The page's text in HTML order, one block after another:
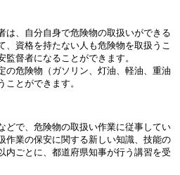
、自分自身で危険物の取扱いができる
、資格を持たない人も危険物を取扱うこ
督者になることができます。
危険物（ガソリン、灯油、軽油、重油
とができます。
で、危険物の取扱い作業に従事してい
作業の保安に関する新しい知識、技能の
内ごとに、都道府県知事が行う講習を受